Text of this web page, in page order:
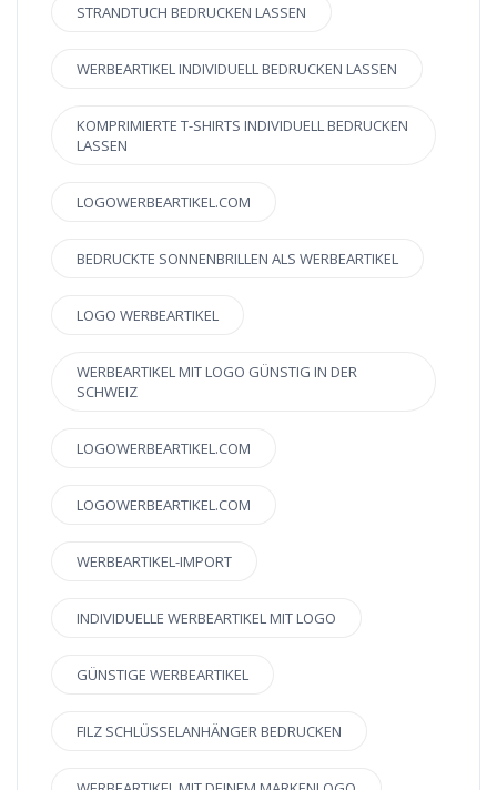
STRANDTUCH BEDRUCKEN LASSEN
WERBEARTIKEL INDIVIDUELL BEDRUCKEN LASSEN
KOMPRIMIERTE T-SHIRTS INDIVIDUELL BEDRUCKEN
LASSEN
LOGOWERBEARTIKEL.COM
BEDRUCKTE SONNENBRILLEN ALS WERBEARTIKEL
LOGO WERBEARTIKEL
WERBEARTIKEL MIT LOGO GÜNSTIG IN DER
SCHWEIZ
LOGOWERBEARTIKEL.COM
LOGOWERBEARTIKEL.COM
WERBEARTIKEL-IMPORT
INDIVIDUELLE WERBEARTIKEL MIT LOGO
GÜNSTIGE WERBEARTIKEL
FILZ SCHLÜSSELANHÄNGER BEDRUCKEN